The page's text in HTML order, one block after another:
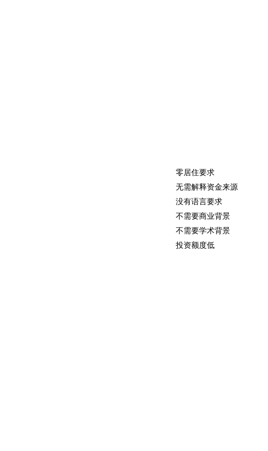
零居住要求
无需解释资金来源
没有语言要求
不需要商业背景
不需要学术背景
投资额度低